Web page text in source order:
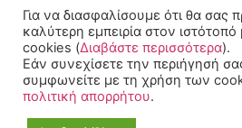
© 2022-2025 All rights
Reserved.
Για να διασφαλίσουμε ότι θα σας
καλύτερη εμπειρία στον
cookies (Διαβάστε περισσότερα).
Εάν συνεχίσετε την περιήγησή
συμφωνείτε με τη χρήση των
πολιτική απορρήτου.